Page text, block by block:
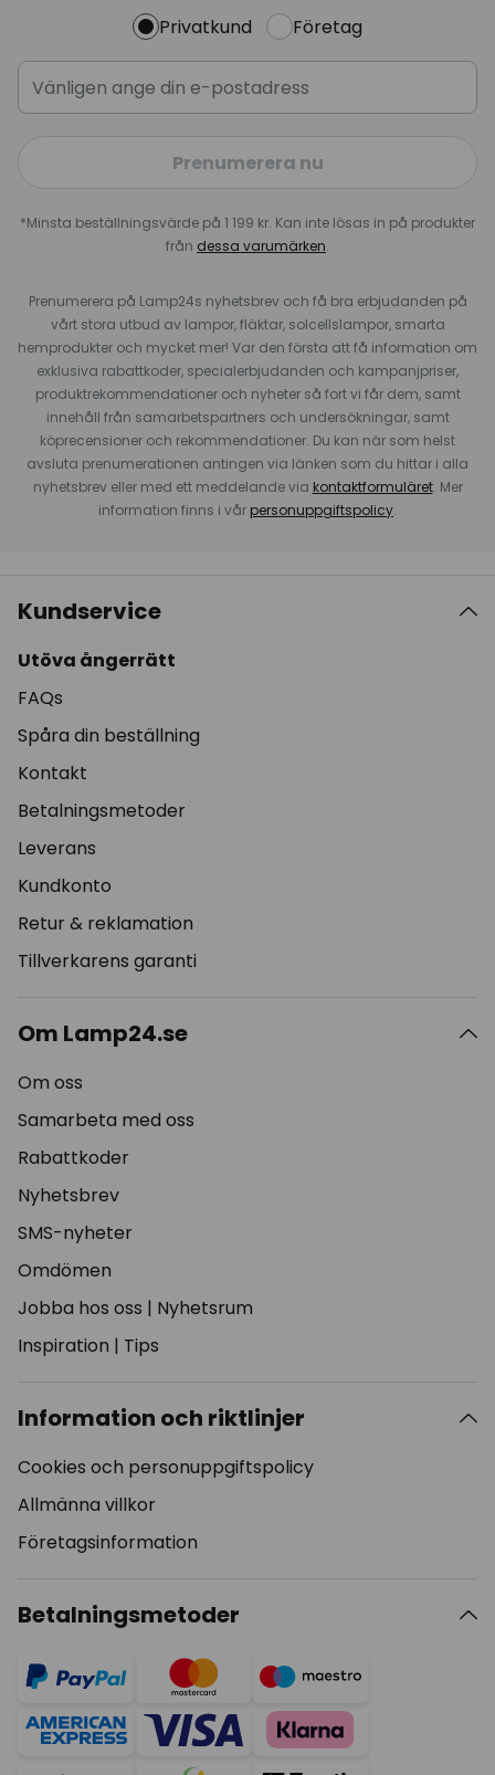
Privatkund Företag
Prenumerera nu
*Minsta beställningsvärde på 1 199 kr. Kan inte lösas in på produkter
från dessa varumärken.
Prenumerera på Lamp24s nyhetsbrev och få bra erbjudanden på
vårt stora utbud av lampor, fläktar, solcellslampor, smarta
hemprodukter och mycket mer! Var den första att få information om
exklusiva rabattkoder, specialerbjudanden och kampanjpriser,
produktrekommendationer och nyheter så fort vi får dem, samt
innehåll från samarbetspartners och undersökningar, samt
köprecensioner och rekommendationer. Du kan när som helst
avsluta prenumerationen antingen via länken som du hittar i alla
nyhetsbrev eller med ett meddelande via kontaktformuläret. Mer
information finns i vår personuppgiftspolicy.
Kundservice
Utöva ångerrätt
FAQs
Spåra din beställning
Kontakt
Betalningsmetoder
Leverans
Kundkonto
Retur & reklamation
Tillverkarens garanti
Om Lamp24.se
Om oss
Samarbeta med oss
Rabattkoder
Nyhetsbrev
SMS-nyheter
Omdömen
Jobba hos oss | Nyhetsrum
Inspiration | Tips
Information och riktlinjer
Cookies och personuppgiftspolicy
Allmänna villkor
Företagsinformation
Betalningsmetoder